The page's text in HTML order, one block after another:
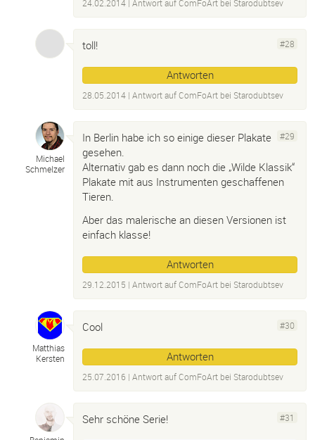
24.02.2014 | Antwort aufComFoArt bei Starodubtsev
#28
toll!
Antworten
28.05.2014 | Antwort aufComFoArt bei Starodubtsev
Michael
Schmelzer
#29
In Berlin habe ich so einige dieser Plakate
gesehen.
Alternativ gab es dann noch die „Wilde Klassik“
Plakate mit aus Instrumenten geschaffenen
Tieren.
Aber das malerische an diesen Versionen ist
einfach klasse!
Antworten
29.12.2015 | Antwort aufComFoArt bei Starodubtsev
Matthias
Kersten
#30
Cool
Antworten
25.07.2016 | Antwort aufComFoArt bei Starodubtsev
#31
Sehr schöne Serie!